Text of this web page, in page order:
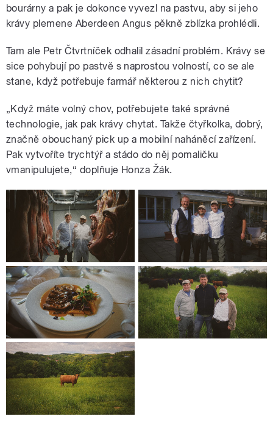
bourárny a pak je dokonce vyvezl na pastvu, aby si jeho
krávy plemene Aberdeen Angus pěkně zblízka prohlédli.
Tam ale Petr Čtvrtníček odhalil zásadní problém. Krávy se
sice pohybují po pastvě s naprostou volností, co se ale
stane, když potřebuje farmář některou z nich chytit?
„Když máte volný chov, potřebujete také správné
technologie, jak pak krávy chytat. Takže čtyřkolka, dobrý,
značně obouchaný pick up a mobilní naháněcí zařízení.
Pak vytvoříte trychtýř a stádo do něj pomaličku
vmanipulujete,“ doplňuje Honza Žák.